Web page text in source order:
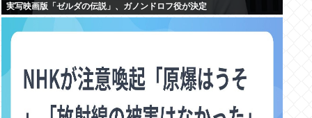
実写映画版「ゼルダの伝説」、ガノンドロフ役が決定